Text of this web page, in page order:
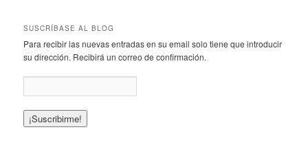
SUSCRÍBASE AL BLOG
Para recibir las nuevas entradas en su email solo tiene que introducir
su dirección. Recibirá un correo de confirmación.